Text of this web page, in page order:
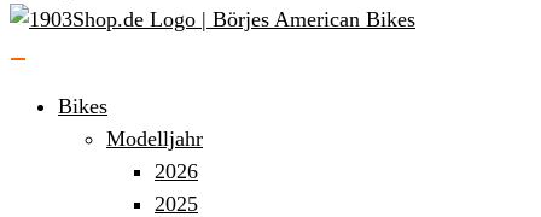
Bikes
Modelljahr
2026
2025